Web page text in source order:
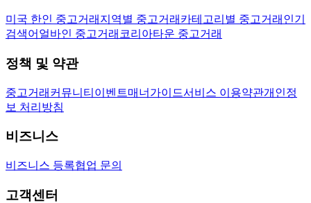
미국 한인 중고거래 지역별 중고거래 카테고리별 중고거래 인기
검색어 얼바인 중고거래 코리아타운 중고거래
정책 및 약관
중고거래 커뮤니티 이벤트매너가이드서비스 이용약관개인정
보 처리방침
비즈니스
비즈니스 등록협업 문의
고객센터